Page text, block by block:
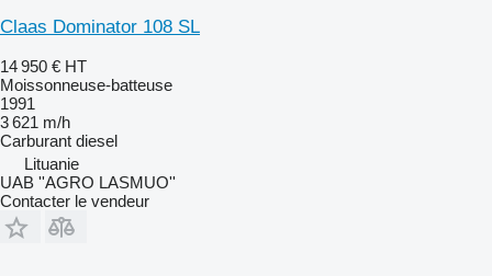
Claas Dominator 108 SL
14 950 € HT
Moissonneuse-batteuse
1991
3 621 m/h
Carburant diesel
Lituanie
UAB ''AGRO LASMUO''
Contacter le vendeur